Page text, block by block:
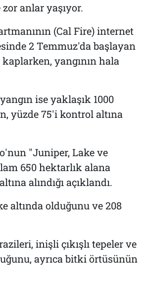
anlar yaşıyor.
(Cal Fire) internet
2 Temmuz'da başlayan
yangının hala
ise yaklaşık 1000
yüzde 75'i kontrol altına
"Juniper, Lake ve
650 hektarlık alana
alındığı açıklandı.
altında olduğunu ve 208
inişli çıkışlı tepeler ve
ayrıca bitki örtüsünün